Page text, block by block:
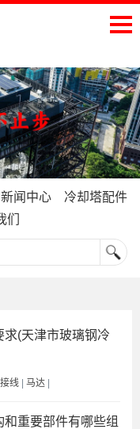
新闻中心
冷却塔配件
们
求(天津市玻璃钢冷
接线 | 马达 |
重要部件有哪些组